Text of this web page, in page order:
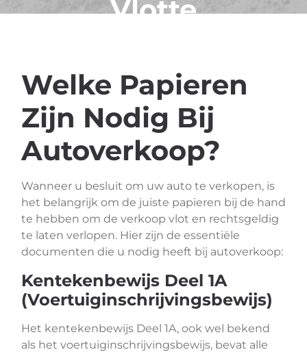
Vlotte
Welke Papieren
Zijn Nodig Bij
Autoverkoop?
Wanneer u besluit om uw auto te verkopen, is
het belangrijk om de juiste papieren bij de hand
te hebben om de verkoop vlot en rechtsgeldig
te laten verlopen. Hier zijn de essentiële
documenten die u nodig heeft bij autoverkoop:
Kentekenbewijs Deel 1A
(Voertuiginschrijvingsbewijs)
Het kentekenbewijs Deel 1A, ook wel bekend
als het voertuiginschrijvingsbewijs, bevat alle